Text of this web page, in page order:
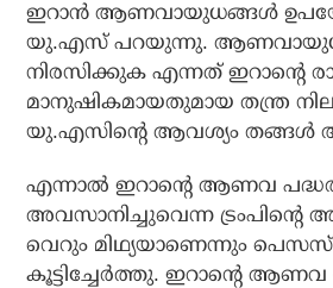
ഇറാന്‍ ആണവായുധങ്ങള്‍
യു.എസ് പറയുന്നു.
നിരസിക്കുക എന്നത് ഇറാന്റെ
മാനുഷികമായതുമായ തന്ത്ര
യു.എസിന്റെ ആവശ്യം തങ്ങള്‍
എന്നാല്‍ ഇറാന്റെ ആണവ
അവസാനിച്ചുവെന്ന ട്രംപിന്റെ
വെറും മിഥ്യയാണെന്നും
കൂട്ടിച്ചേര്‍ത്തു. ഇറാന്റെ ആണവ